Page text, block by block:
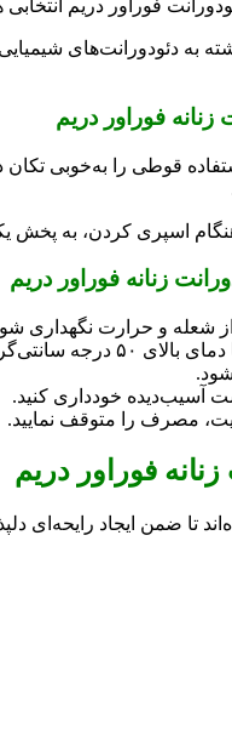
فوراور دریم انتخابی
به دئودورانت‌های
فوراور دریم
اسپری کردن، به پخش
زنانه فوراور دریم
شعله و حرارت نگهداری
قرار نگیرد.
آسیب‌دیده خودداری کنید.
مصرف را متوقف نمایید.
فوراور دریم
تا ضمن ایجاد رایحه‌ای